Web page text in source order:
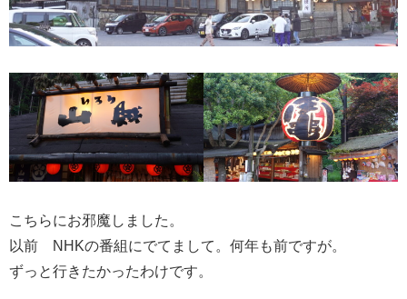
こちらにお邪魔しました。
以前 NHKの番組にでてまして。何年も前ですが。
ずっと行きたかったわけです。